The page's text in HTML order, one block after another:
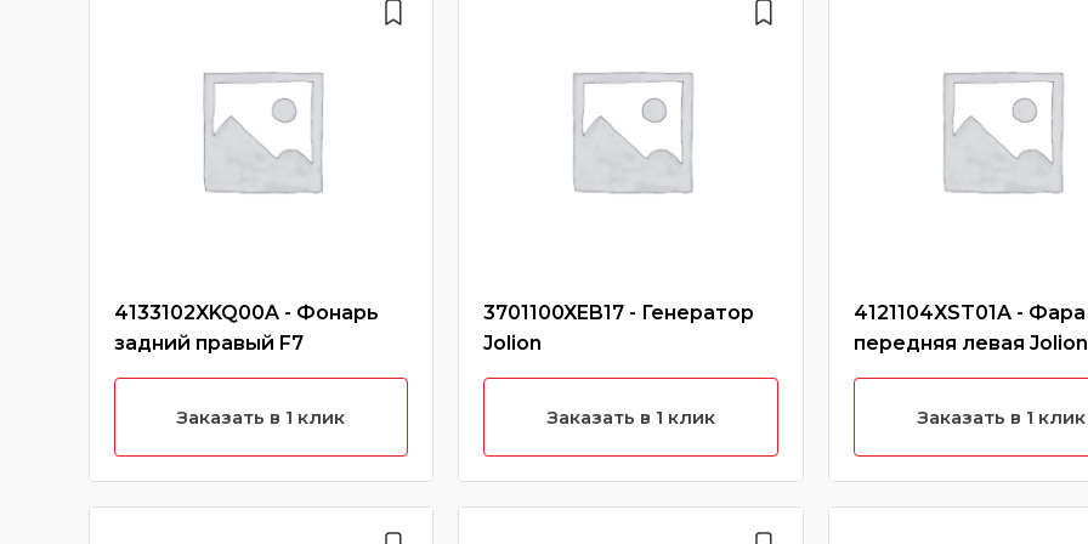
4133102XKQ00A - Фонарь
задний правый F7
Заказать в 1 клик
3701100XEB17 - Генератор
Jolion
Заказать в 1 клик
4121104XST01A - Фара
передняя левая Jolion
Заказать в 1 клик